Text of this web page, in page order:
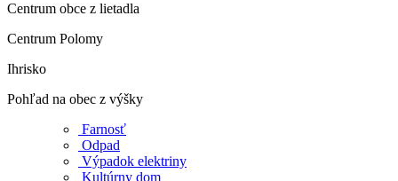
Centrum obce z lietadla
Centrum Polomy
Ihrisko
Pohľad na obec z výšky
Farnosť
Odpad
Výpadok elektriny
Kultúrny dom